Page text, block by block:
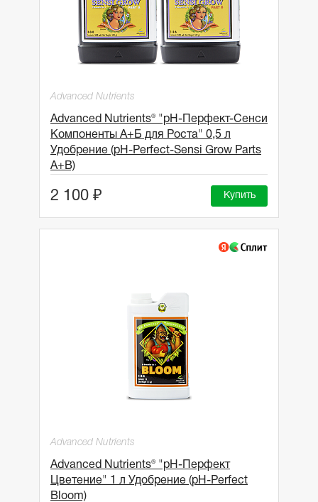
Advanced Nutrients
Advanced Nutrients® "рН-Перфект-Сенси
Компоненты А+Б для Роста" 0,5 л
Удобрение (pH-Perfect-Sensi Grow Parts
A+B)
2 100 ₽ Купить
Advanced Nutrients
Advanced Nutrients® "рН-Перфект
Цветение" 1 л Удобрение (pH-Perfect
Bloom)